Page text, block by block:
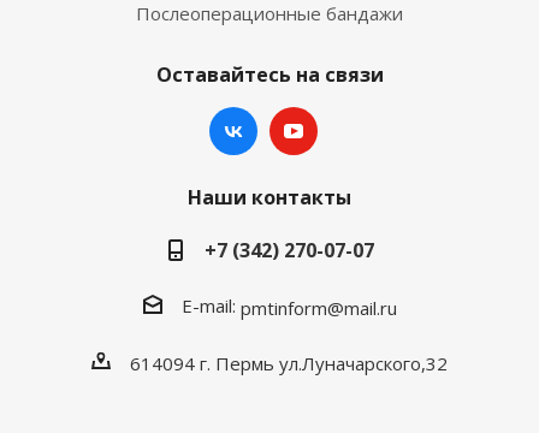
Послеоперационные бандажи
Оставайтесь на связи
Наши контакты
+7 (342) 270-07-07
E-mail: pmtinform@mail.ru
614094 г. Пермь ул.Луначарского,32